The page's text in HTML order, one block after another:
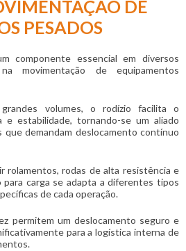
DE
PESADOS
componente essencial em diversos
movimentação de equipamentos
volumes, o rodízio facilita o
e estabilidade, tornando-se um aliado
demandam deslocamento contínuo
rolamentos, rodas de alta resistência e
carga se adapta a diferentes tipos
de cada operação.
permitem um deslocamento seguro e
para a logística interna de